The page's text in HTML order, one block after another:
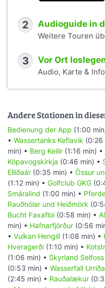
2 Audioguide in
Weitere Touren
3 Vor Ort
Audio, Karte &
Andere Stationen in
Bedienung der App (1:00
• Wassertanks Keflavik (0:26
min) • Berg Keilir (1:16 min) •
Kópavogskirkja (0:46 min) •
Elliðaár (0:35 min) • Össur
(1:12 min) • Golfclub GKG
Smáralind (1:00 min) •
Rauðhólar und Heiðmörk
Bucht Faxafloi (0:58 min) •
min) • Hafnarfjörður (0:56
• Vulkan Hengill (1:08 min) •
Hveragerði (1:10 min) •
(1:06 min) • Skyrland Selfoss
(0:53 min) • Wasserfall
(2:45 min) • Rauðalækur